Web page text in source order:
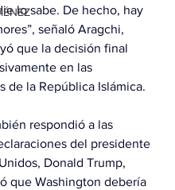
lo sabe. De hecho, hay
señaló Aragchi,
que la decisión final
en las
de la República Islámica.
respondió a las
del presidente
Donald Trump,
que Washington debería